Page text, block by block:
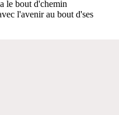
le bout d'chemin
l'avenir au bout d'ses